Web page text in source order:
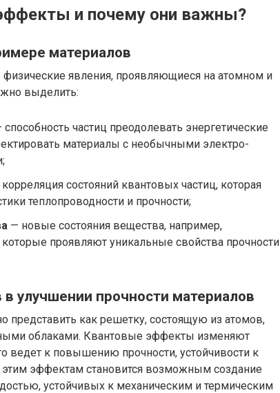
и почему они важны?
материалов
явления, проявляющиеся на атомном и
выделить:
способность частиц преодолевать энергетические
материалы с необычными электро-
состояний квантовых частиц, которая
теплопроводности и прочности;
— новые состояния вещества, например,
проявляют уникальные свойства прочности
улучшении прочности материалов
представить как решетку, состоящую из атомов,
облаками. Квантовые эффекты изменяют
ведет к повышению прочности, устойчивости к
эффектам становится возможным создание
устойчивых к механическим и термическим